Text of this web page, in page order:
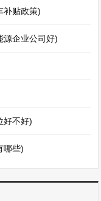
补贴政策)
源企业公司好)
好不好)
哪些)